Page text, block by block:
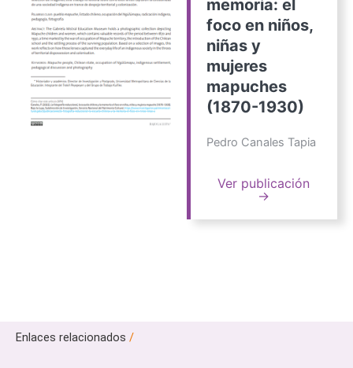
memoria: el
foco en niños,
niñas y
mujeres
mapuches
(1870-1930)
Pedro Canales Tapia
Ver publicación
→
Enlaces relacionados /